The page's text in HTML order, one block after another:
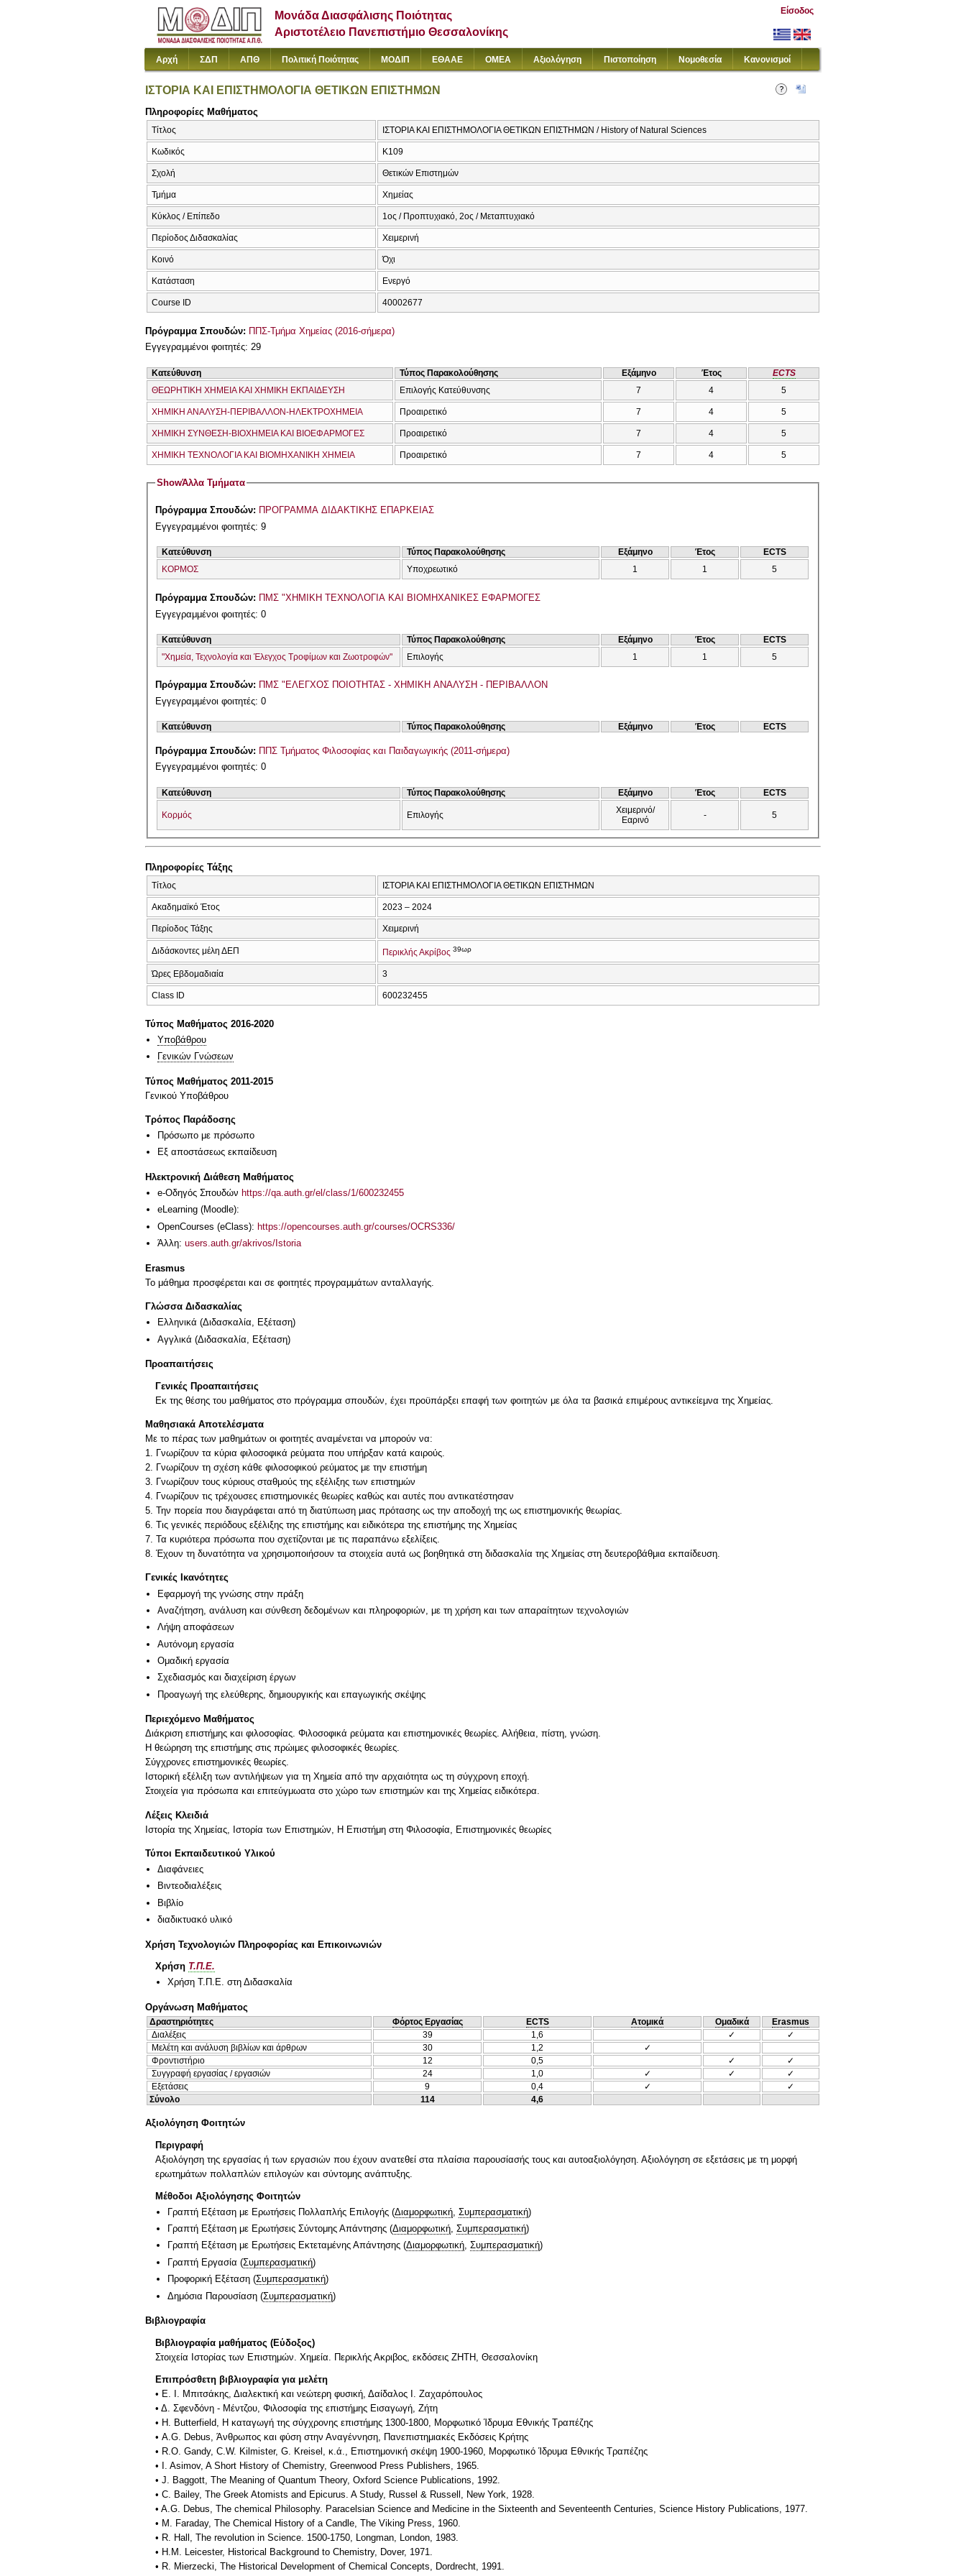
Μονάδα Διασφάλισης Ποιότητας
Αριστοτέλειο Πανεπιστήμιο Θεσσαλονίκης
Είσοδος
Αρχή ΣΔΠ ΑΠΘ Πολιτική Ποιότητας ΜΟΔΙΠ ΕΘΑΑΕ ΟΜΕΑ Αξιολόγηση Πιστοποίηση Νομοθεσία Κανονισμοί
ΙΣΤΟΡΙΑ ΚΑΙ ΕΠΙΣΤΗΜΟΛΟΓΙΑ ΘΕΤΙΚΩΝ ΕΠΙΣΤΗΜΩΝ
Πληροφορίες Μαθήματος
Τίτλος ΙΣΤΟΡΙΑ ΚΑΙ ΕΠΙΣΤΗΜΟΛΟΓΙΑ ΘΕΤΙΚΩΝ ΕΠΙΣΤΗΜΩΝ / History of Natural Sciences
Κωδικός Κ109
Σχολή Θετικών Επιστημών
Τμήμα Χημείας
Κύκλος / Επίπεδο 1ος / Προπτυχιακό, 2ος / Μεταπτυχιακό
Περίοδος Διδασκαλίας Χειμερινή
Κοινό Όχι
Κατάσταση Ενεργό
Course ID 40002677
Πρόγραμμα Σπουδών: ΠΠΣ-Τμήμα Χημείας (2016-σήμερα)
Εγγεγραμμένοι φοιτητές: 29
Κατεύθυνση Τύπος Παρακολούθησης Εξάμηνο Έτος
ECTS
ΘΕΩΡΗΤΙΚΗ ΧΗΜΕΙΑ ΚΑΙ ΧΗΜΙΚΗ ΕΚΠΑΙΔΕΥΣΗ
Επιλογής Κατεύθυνσης 7 4 5
ΧΗΜΙΚΗ ΑΝΑΛΥΣΗ-ΠΕΡΙΒΑΛΛΟΝ-ΗΛΕΚΤΡΟΧΗΜΕΙΑ Προαιρετικό 7 4 5
ΧΗΜΙΚΗ ΣΥΝΘΕΣΗ-ΒΙΟΧΗΜΕΙΑ ΚΑΙ ΒΙΟΕΦΑΡΜΟΓΕΣ Προαιρετικό 7 4 5
ΧΗΜΙΚΗ ΤΕΧΝΟΛΟΓΙΑ ΚΑΙ ΒΙΟΜΗΧΑΝΙΚΗ ΧΗΜΕΙΑ Προαιρετικό 7 4 5
ShowΆλλα Τμήματα
Πρόγραμμα Σπουδών: ΠΡΟΓΡΑΜΜΑ ΔΙΔΑΚΤΙΚΗΣ ΕΠΑΡΚΕΙΑΣ
Εγγεγραμμένοι φοιτητές: 9
Κατεύθυνση Τύπος Παρακολούθησης Εξάμηνο Έτος
ECTS
ΚΟΡΜΟΣ
Υποχρεωτικό 1 1 5
Πρόγραμμα Σπουδών: ΠΜΣ "ΧΗΜΙΚΗ ΤΕΧΝΟΛΟΓΙΑ ΚΑΙ ΒΙΟΜΗΧΑΝΙΚΕΣ ΕΦΑΡΜΟΓΕΣ
Εγγεγραμμένοι φοιτητές: 0
Κατεύθυνση Τύπος Παρακολούθησης Εξάμηνο Έτος
ECTS
"Χημεία, Τεχνολογία και Έλεγχος Τροφίμων και Ζωοτροφών"
Επιλογής 1 1 5
Πρόγραμμα Σπουδών: ΠΜΣ "ΕΛΕΓΧΟΣ ΠΟΙΟΤΗΤΑΣ - ΧΗΜΙΚΗ ΑΝΑΛΥΣΗ - ΠΕΡΙΒΑΛΛΟΝ
Εγγεγραμμένοι φοιτητές: 0
Κατεύθυνση Τύπος Παρακολούθησης Εξάμηνο Έτος ECTS
Πρόγραμμα Σπουδών: ΠΠΣ Τμήματος Φιλοσοφίας και Παιδαγωγικής (2011-σήμερα)
Εγγεγραμμένοι φοιτητές: 0
Κατεύθυνση Τύπος Παρακολούθησης Εξάμηνο Έτος ECTS
Κορμός Επιλογής
Χειμερινό/
Εαρινό
- 5
Πληροφορίες Τάξης
Τίτλος ΙΣΤΟΡΙΑ ΚΑΙ ΕΠΙΣΤΗΜΟΛΟΓΙΑ ΘΕΤΙΚΩΝ ΕΠΙΣΤΗΜΩΝ
Ακαδημαϊκό Έτος 2023 – 2024
Περίοδος Τάξης Χειμερινή
Διδάσκοντες μέλη ΔΕΠ Περικλής Ακρίβος 39ωρ
Ώρες Εβδομαδιαία 3
Class ID 600232455
Τύπος Μαθήματος 2016-2020
Υποβάθρου
Γενικών Γνώσεων
Τύπος Μαθήματος 2011-2015
Γενικού Υποβάθρου
Τρόπος Παράδοσης
Πρόσωπο με πρόσωπο
Eξ απoστάσεως εκπαίδευση
Ηλεκτρονική Διάθεση Μαθήματος
e-Οδηγός Σπουδών https://qa.auth.gr/el/class/1/600232455
eLearning (Moodle):
OpenCourses (eClass): https://opencourses.auth.gr/courses/OCRS336/
Άλλη: users.auth.gr/akrivos/Istoria
Erasmus
Το μάθημα προσφέρεται και σε φοιτητές προγραμμάτων ανταλλαγής.
Γλώσσα Διδασκαλίας
Ελληνικά (Διδασκαλία, Εξέταση)
Αγγλικά (Διδασκαλία, Εξέταση)
Προαπαιτήσεις
Γενικές Προαπαιτήσεις
Εκ της θέσης του μαθήματος στο πρόγραμμα σπουδών, έχει προϋπάρξει επαφή των φοιτητών με όλα τα βασικά επιμέρους αντικείεμνα της Χημείας.
Μαθησιακά Αποτελέσματα
Με το πέρας των μαθημάτων οι φοιτητές αναμένεται να μπορούν να:
1. Γνωρίζουν τα κύρια φιλοσοφικά ρεύματα που υπήρξαν κατά καιρούς.
2. Γνωρίζουν τη σχέση κάθε φιλοσοφικού ρεύματος με την επιστήμη
3. Γνωρίζουν τους κύριους σταθμούς της εξέλιξης των επιστημών
4. Γνωρίζουν τις τρέχουσες επιστημονικές θεωρίες καθώς και αυτές που αντικατέστησαν
5. Την πορεία που διαγράφεται από τη διατύπωση μιας πρότασης ως την αποδοχή της ως επιστημονικής θεωρίας.
6. Τις γενικές περιόδους εξέλιξης της επιστήμης και ειδικότερα της επιστήμης της Χημείας
7. Τα κυριότερα πρόσωπα που σχετίζονται με τις παραπάνω εξελίξεις.
8. Έχουν τη δυνατότητα να χρησιμοποιήσουν τα στοιχεία αυτά ως βοηθητικά στη διδασκαλία της Χημείας στη δευτεροβάθμια εκπαίδευση.
Γενικές Ικανότητες
Εφαρμογή της γνώσης στην πράξη
Αναζήτηση, ανάλυση και σύνθεση δεδομένων και πληροφοριών, με τη χρήση και των απαραίτητων τεχνολογιών
Λήψη αποφάσεων
Αυτόνομη εργασία
Ομαδική εργασία
Σχεδιασμός και διαχείριση έργων
Προαγωγή της ελεύθερης, δημιουργικής και επαγωγικής σκέψης
Περιεχόμενο Μαθήματος
Διάκριση επιστήμης και φιλοσοφίας. Φιλοσοφικά ρεύματα και επιστημονικές θεωρίες. Αλήθεια, πίστη, γνώση.
Η θεώρηση της επιστήμης στις πρώιμες φιλοσοφικές θεωρίες.
Σύγχρονες επιστημονικές θεωρίες.
Ιστορική εξέλιξη των αντιλήψεων για τη Χημεία από την αρχαιότητα ως τη σύγχρονη εποχή.
Στοιχεία για πρόσωπα και επιτεύγμωατα στο χώρο των επιστημών και της Χημείας ειδικότερα.
Λέξεις Κλειδιά
Ιστορία της Χημείας, Ιστορία των Επιστημών, Η Επιστήμη στη Φιλοσοφία, Επιστημονικές θεωρίες
Τύποι Εκπαιδευτικού Υλικού
Διαφάνειες
Βιντεοδιαλέξεις
Βιβλίο
διαδικτυακό υλικό
Χρήση Τεχνολογιών Πληροφορίας και Επικοινωνιών
Χρήση Τ.Π.Ε.
Χρήση Τ.Π.Ε. στη Διδασκαλία
Οργάνωση Μαθήματος
Δραστηριότητες Φόρτος Εργασίας ECTS Ατομικά Ομαδικά
Erasmus
Διαλέξεις
39 1,6 ✓
✓
Μελέτη και ανάλυση βιβλίων και άρθρων
30 1,2
✓
Φροντιστήριο
12 0,5 ✓
✓
Συγγραφή εργασίας / εργασιών
24 1,0 ✓ ✓
✓
Εξετάσεις
9 0,4 ✓
✓
Σύνολο
114 4,6
Αξιολόγηση Φοιτητών
Περιγραφή
Αξιολόγηση της εργασίας ή των εργασιών που έχουν ανατεθεί στα πλαίσια παρουσίασής τους και αυτοαξιολόγηση. Αξιολόγηση σε εξετάσεις με τη μορφή
ερωτημάτων πολλαπλών επιλογών και σύντομης ανάπτυξης.
Μέθοδοι Αξιολόγησης Φοιτητών
Γραπτή Εξέταση με Ερωτήσεις Πολλαπλής Επιλογής (Διαμορφωτική Συμπερασματική)
Γραπτή Εξέταση με Ερωτήσεις Σύντομης Απάντησης (Διαμορφωτική, Συμπερασματική)
Γραπτή Εξέταση με Ερωτήσεις Εκτεταμένης Απάντησης (Διαμορφωτική, Συμπερασματική)
Γραπτή Εργασία (Συμπερασματική)
Προφορική Εξέταση (Συμπερασματική)
Δημόσια Παρουσίαση (Συμπερασματική)
Βιβλιογραφία
Βιβλιογραφία μαθήματος (Εύδοξος)
Στοιχεία Ιστορίας των Επιστημών. Χημεία. Περικλής Ακριβος, εκδόσεις ΖΗΤΗ, Θεσσαλονίκη
Επιπρόσθετη βιβλιογραφία για μελέτη
• Ε. Ι. Μπιτσάκης, Διαλεκτική και νεώτερη φυσική, Δαίδαλος Ι. Ζαχαρόπουλος
• Δ. Σφενδόνη - Μέντζου, Φιλοσοφία της επιστήμης Εισαγωγή, Ζήτη
• Η. Butterfield, Η καταγωγή της σύγχρονης επιστήμης 1300-1800, Μορφωτικό Ίδρυμα Εθνικής Τραπέζης
• A.G. Debus, Άνθρωπος και φύση στην Αναγέννηση, Πανεπιστημιακές Εκδόσεις Κρήτης
• R.O. Gandy, C.W. Kilmister, G. Kreisel, κ.ά., Επιστημονική σκέψη 1900-1960, Μορφωτικό Ίδρυμα Εθνικής Τραπέζης
• I. Asimov, A Short History of Chemistry, Greenwood Press Publishers, 1965.
• J. Baggott, The Meaning of Quantum Theory, Oxford Science Publications, 1992.
• C. Bailey, The Greek Atomists and Epicurus. A Study, Russel & Russell, New York, 1928.
• A.G. Debus, The chemical Philosophy. Paracelsian Science and Medicine in the Sixteenth and Seventeenth Centuries, Science History Publications, 1977.
• M. Faraday, The Chemical History of a Candle, The Viking Press, 1960.
• R. Hall, The revolution in Science. 1500-1750, Longman, London, 1983.
• H.M. Leicester, Historical Background to Chemistry, Dover, 1971.
• R. Mierzecki, The Historical Development of Chemical Concepts, Dordrecht, 1991.